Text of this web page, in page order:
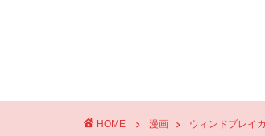
HOME 漫画 ウィンドブレイ